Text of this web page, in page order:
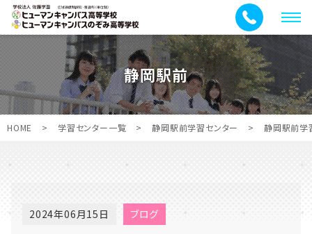
メ
ニ
ュ
ー
静岡駅前
HOME > 学習センター一覧 > 静岡駅前学習センター > 静岡駅前学
2024年06月15日 ブログ